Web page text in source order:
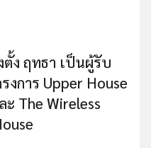
ง ฤทธา เป็นผู้รับ
งการ Upper House
ะ The Wireless